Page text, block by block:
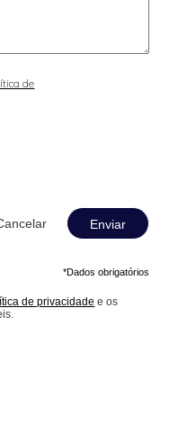
de
Enviar
*Dados obrigatórios
de privacidade e os